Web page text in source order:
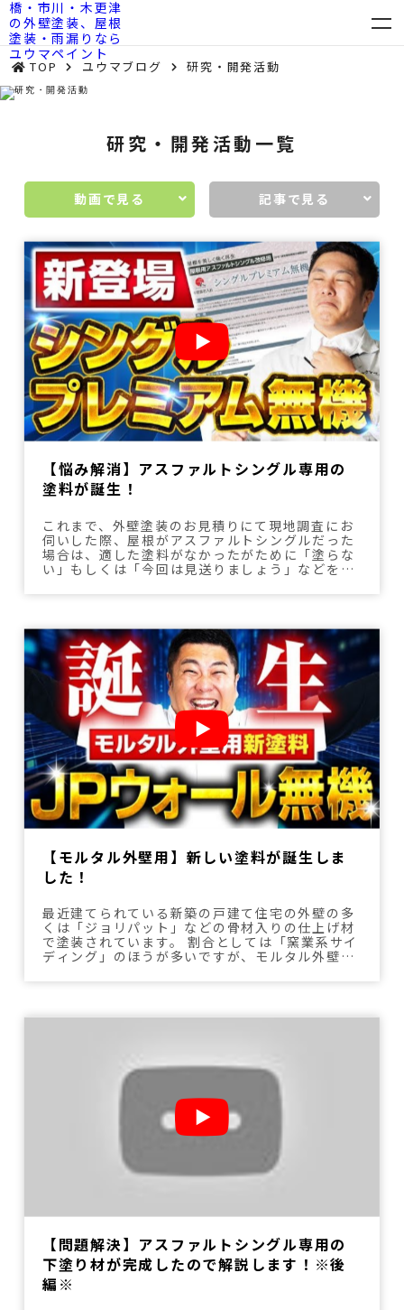
TOP ユウマブログ 研究・開発活動
研究・開発活動一覧
動画で見る 記事で見る
【悩み解消】アスファルトシングル専用の
塗料が誕生！
これまで、外壁塗装のお見積りにて現地調査にお
伺いした際、屋根がアスファルトシングルだった
場合は、適した塗料がなかったがために「塗らな
い」もしくは「今回は見送りましょう」などをお
【モルタル外壁用】新しい塗料が誕生しま
した！
最近建てられている新築の戸建て住宅の外壁の多
くは「ジョリパット」などの骨材入りの仕上げ材
で塗装されています。 割合としては「窯業系サイ
ディング」のほうが多いですが、モルタル外壁も
宅を好まれる方が多いように思います。 そんなジ
JPウォール無機の特徴や施工方法などを詳しく解
説していきます。
【問題解決】アスファルトシングル専用の
下塗り材が完成したので解説します！※後
編※